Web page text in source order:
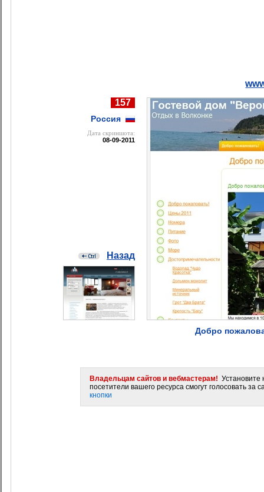
157
Россия
Дата cкриншота:
08-09-2011
Назад
Добро
Владельцам сайтов и вебмастерам! Установите
посетители вашего ресурса смогут голосовать за
кнопки